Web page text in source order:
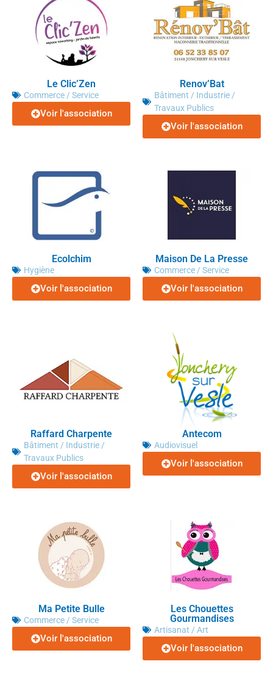
Le Clic’Zen
Commerce / Service
Voir l'association
Renov’Bat
Bâtiment / Industrie /
Travaux Publics
Voir l'association
Ecolchim
Hygiène
Voir l'association
Maison De La Presse
Commerce / Service
Voir l'association
Raffard Charpente
Bâtiment / Industrie /
Travaux Publics
Voir l'association
Antecom
Audiovisuel
Voir l'association
Ma Petite Bulle
Commerce / Service
Voir l'association
Les Chouettes
Gourmandises
Artisanat / Art
Voir l'association